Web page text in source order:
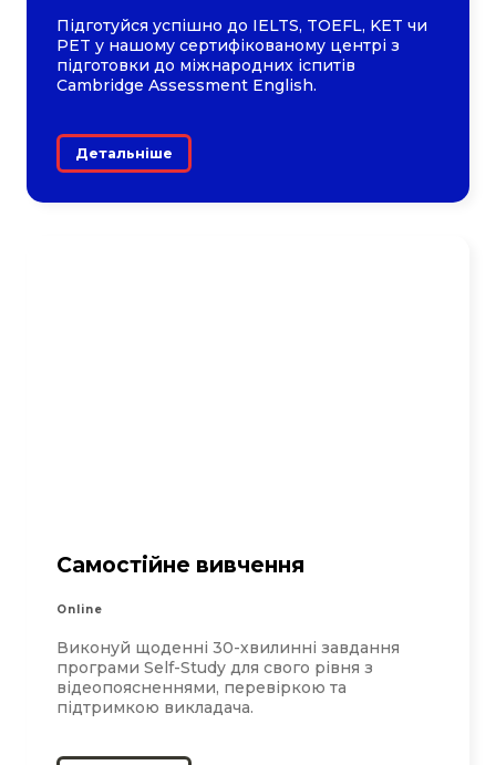
Підготуйся успішно до IELTS, TOEFL, KET чи
PET у нашому сертифікованому центрі з
підготовки до міжнародних іспитів
Cambridge Assessment English.
Детальніше
Самостійне вивчення
Online
Виконуй щоденні 30-хвилинні завдання
програми Self-Study для свого рівня з
відеопоясненнями, перевіркою та
підтримкою викладача.